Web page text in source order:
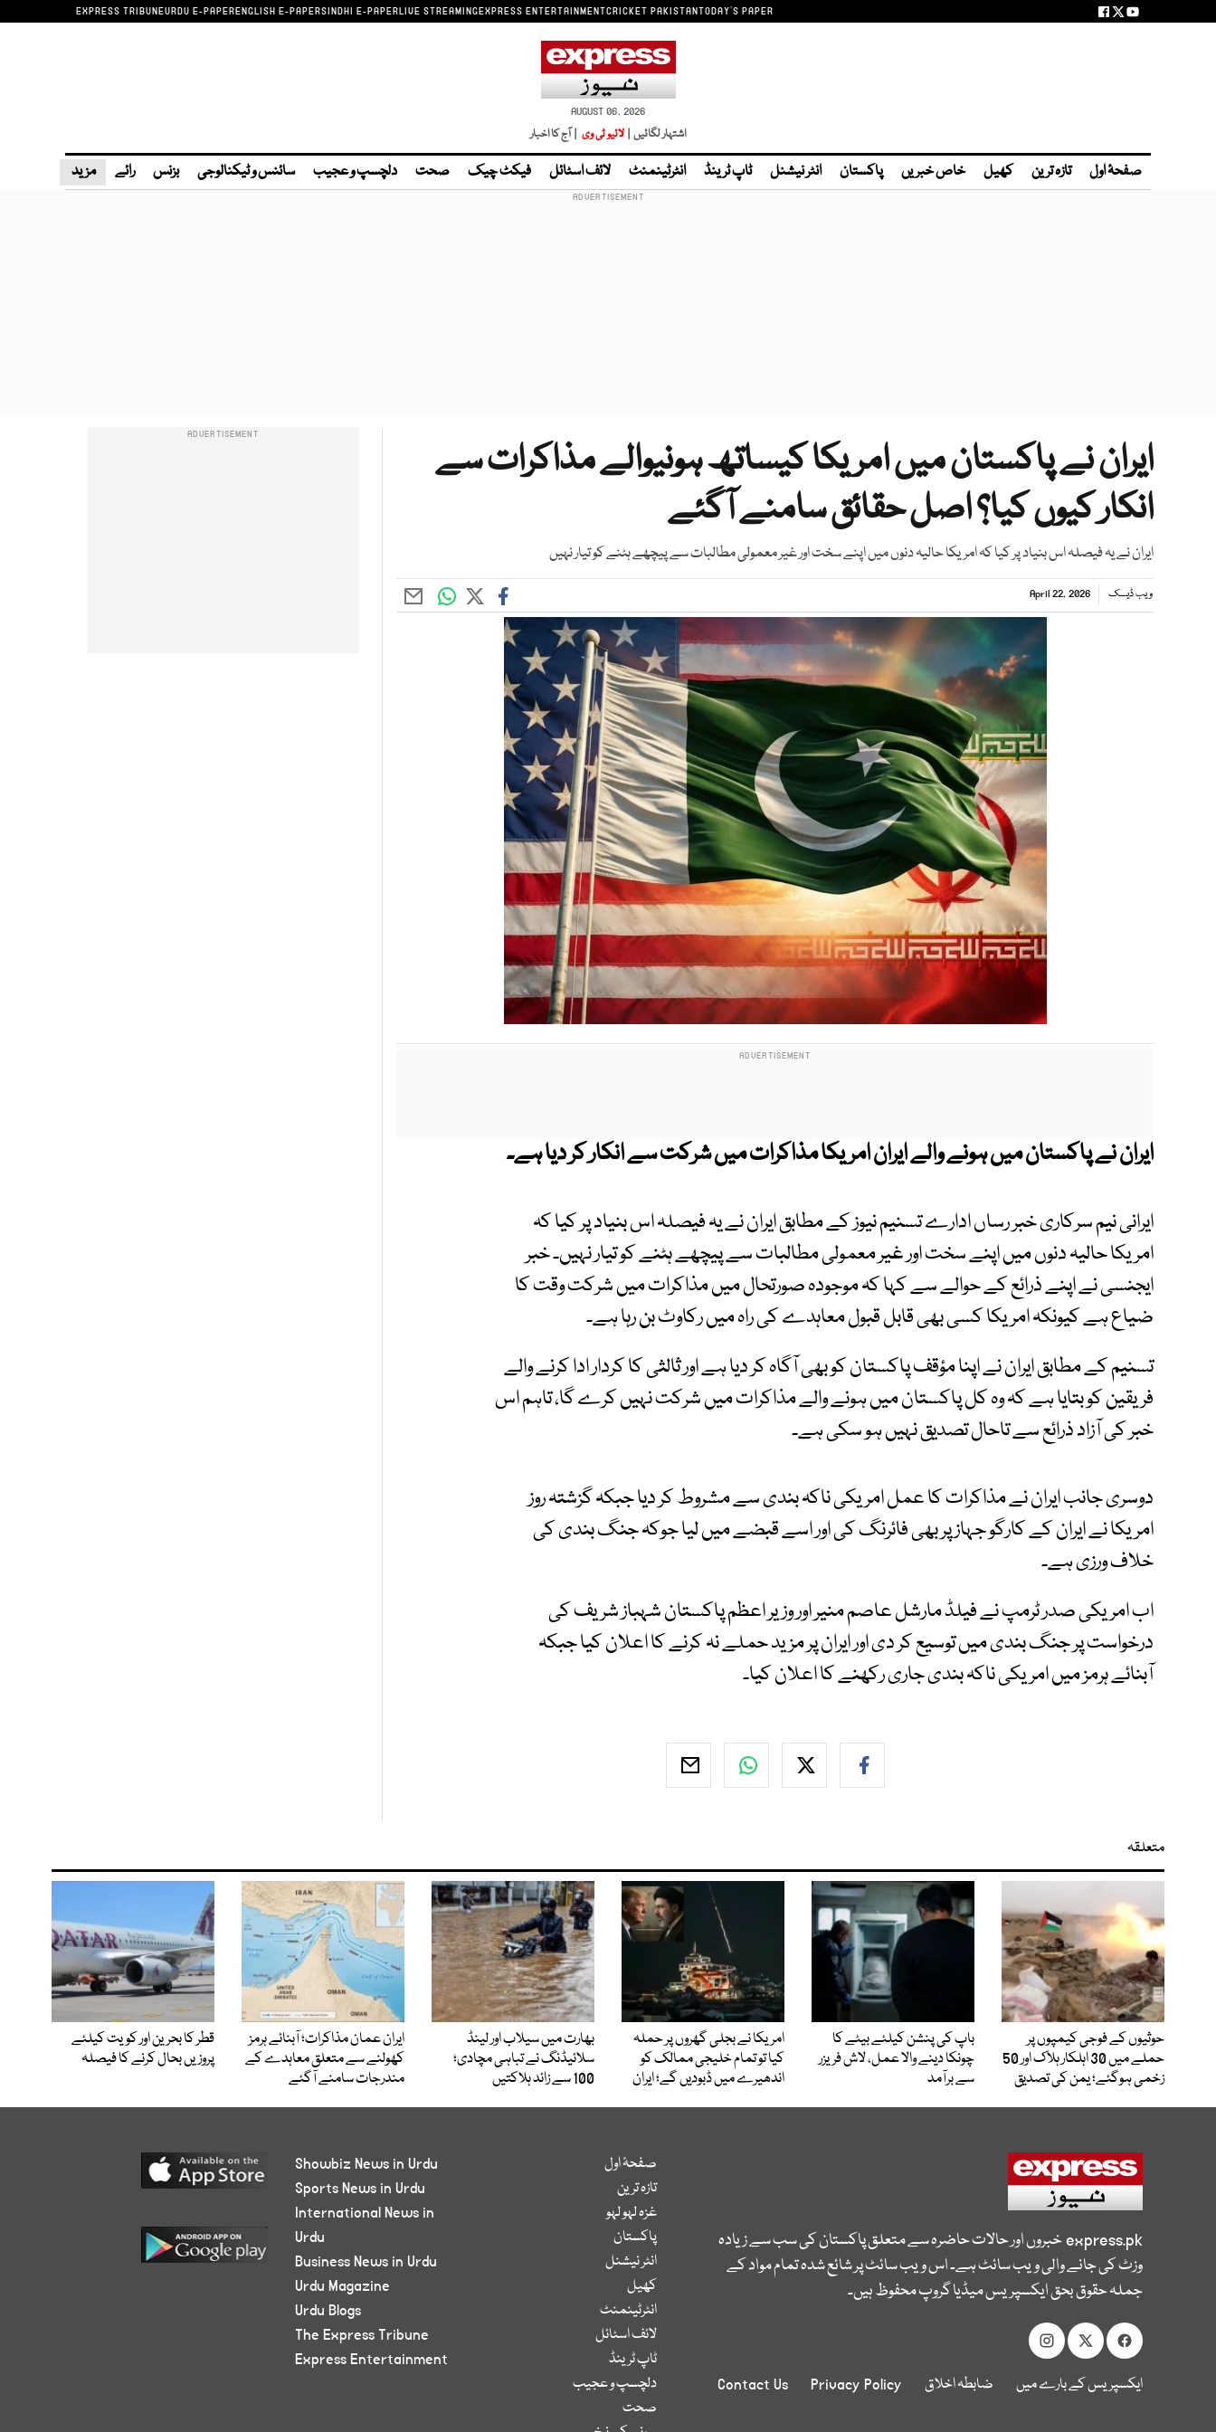
EXPRESS TRIBUNEURDU E-PAPERENGLISH E-PAPERSINDHI E-PAPERLIVE STREAMINGEXPRESS ENTERTAINMENTCRICKET PAKISTANTODAY'S PAPER
AUGUST 06, 2026
اشتہار لگائیں | لائیو ٹی وی | آج کا اخبار
صفحۂ اول تازہ ترین کھیل خاص خبریں پاکستان انٹر نیشنل ٹاپ ٹرینڈ انٹرٹینمنٹ لائف اسٹائل فیکٹ چیک صحت دلچسپ و عجیب سائنس و ٹیکنالوجی بزنس رائے مزید
ایران نے پاکستان میں امریکا کیساتھ ہونیوالے مذاکرات سے
انکار کیوں کیا؟ اصل حقائق سامنے آگئے
ایران نے یہ فیصلہ اس بنیاد پر کیا کہ امریکا حالیہ دنوں میں اپنے سخت اور غیر معمولی مطالبات سے پیچھے ہٹنے کو تیار نہیں
ویب ڈیسک April 22, 2026
ایران نے پاکستان میں ہونے والے ایران امریکا مذاکرات میں شرکت سے انکار کر دیا ہے۔
ایرانی نیم سرکاری خبر رساں ادارے تسنیم نیوز کے مطابق ایران نے یہ فیصلہ اس بنیاد پر کیا کہ
امریکا حالیہ دنوں میں اپنے سخت اور غیر معمولی مطالبات سے پیچھے ہٹنے کو تیار نہیں۔ خبر
ایجنسی نے اپنے ذرائع کے حوالے سے کہا کہ موجودہ صورتحال میں مذاکرات میں شرکت وقت کا
ضیاع ہے کیونکہ امریکا کسی بھی قابل قبول معاہدے کی راہ میں رکاوٹ بن رہا ہے۔
تسنیم کے مطابق ایران نے اپنا مؤقف پاکستان کو بھی آگاہ کر دیا ہے اور ثالثی کا کردار ادا کرنے والے
فریقین کو بتایا ہے کہ وہ کل پاکستان میں ہونے والے مذاکرات میں شرکت نہیں کرے گا، تاہم اس
خبر کی آزاد ذرائع سے تاحال تصدیق نہیں ہو سکی ہے۔
دوسری جانب ایران نے مذاکرات کا عمل امریکی ناکہ بندی سے مشروط کر دیا جبکہ گزشتہ روز
امریکا نے ایران کے کارگو جہاز پر بھی فائرنگ کی اور اسے قبضے میں لیا جوکہ جنگ بندی کی
خلاف ورزی ہے۔
اب امریکی صدر ٹرمپ نے فیلڈ مارشل عاصم منیر اور وزیر اعظم پاکستان شہباز شریف کی
درخواست پر جنگ بندی میں توسیع کر دی اور ایران پر مزید حملے نہ کرنے کا اعلان کیا جبکہ
آبنائے ہرمز میں امریکی ناکہ بندی جاری رکھنے کا اعلان کیا۔
متعلقہ
حوثیوں کے فوجی کیمپوں پر
حملے میں 30 اہلکار ہلاک اور 50
زخمی ہوگئے؛ یمن کی تصدیق
باپ کی پنشن کیلئے بیٹے کا
چونکا دینے والا عمل، لاش فریزر
سے برآمد
امریکا نے بجلی گھروں پر حملہ
کیا تو تمام خلیجی ممالک کو
اندھیرے میں ڈبودیں گے؛ ایران
بھارت میں سیلاب اور لینڈ
سلائیڈنگ نے تباہی مچادی؛
100 سے زائد ہلاکتیں
ایران عمان مذاکرات؛ آبنائے ہرمز
کھولنے سے متعلق معاہدے کے
مندرجات سامنے آگئے
قطر کا بحرین اور کویت کیلئے
پروزیں بحال کرنے کا فیصلہ
express.pkخبروں اور حالات حاضرہ سے متعلق پاکستان کی سب سے زیادہ
وزٹ کی جانے والی ویب سائٹ ہے۔ اس ویب سائٹ پر شائع شدہ تمام مواد کے
جملہ حقوق بحق ایکسپریس میڈیا گروپ محفوظ ہیں۔
ایکسپریس کے بارے میں ضابطہ اخلاق Privacy Policy
Contact Us
صفحۂ اول
تازہ ترین
غزہ لہو لہو
پاکستان
انٹر نیشنل
کھیل
انٹرٹینمنٹ
لائف اسٹائل
ٹاپ ٹرینڈ
دلچسپ و عجیب
صحت
Showbiz News in Urdu
Sports News in Urdu
International News in
Urdu
Business News in Urdu
Urdu Magazine
Urdu Blogs
The Express Tribune
Express Entertainment